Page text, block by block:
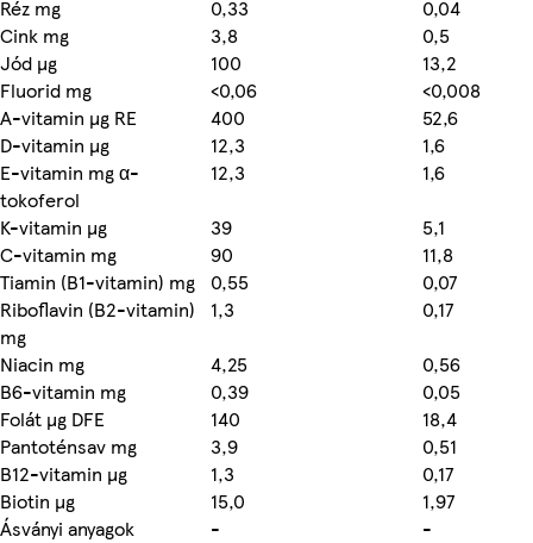
Réz mg
0,33
0,04
Cink mg
3,8
0,5
Jód µg
100
13,2
Fluorid mg
<0,06
<0,008
A-vitamin µg RE
400
52,6
D-vitamin µg
12,3
1,6
E-vitamin mg α-
tokoferol
12,3
1,6
K-vitamin µg
39
5,1
C-vitamin mg
90
11,8
Tiamin (B1-vitamin) mg
0,55
0,07
Riboflavin (B2-vitamin)
mg
1,3
0,17
Niacin mg
4,25
0,56
B6-vitamin mg
0,39
0,05
Folát µg DFE
140
18,4
Pantoténsav mg
3,9
0,51
B12-vitamin µg
1,3
0,17
Biotin µg
15,0
1,97
Ásványi anyagok
-
-